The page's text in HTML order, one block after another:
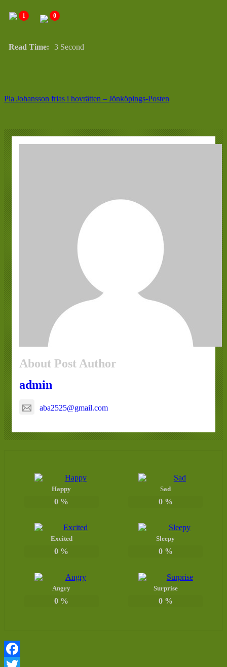
1 0
Read Time: 3 Second
Pia Johansson frias i hovrätten – Jönköpings-Posten
About Post Author
admin
aba2525@gmail.com
Happy
0 %
Sad
0%
Excited
0 %
Sleepy
0%
Angry
0 %
Surprise
0%
Facebook